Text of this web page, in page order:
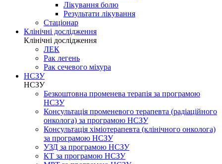
Лікування болю
Результати лікування
Стаціонар
Клінічні дослідження
Клінічні дослідження
ЛЕК
Рак легень
Рак сечевого міхура
НСЗУ
НСЗУ
Безкоштовна променева терапія за програмою
НСЗУ
Консультація променевого терапевта (радіаційного
онколога) за програмою НСЗУ
Консультація хіміотерапевта (клінічного онколога)
за програмою НСЗУ
УЗД за програмою НСЗУ
КТ за програмою НСЗУ